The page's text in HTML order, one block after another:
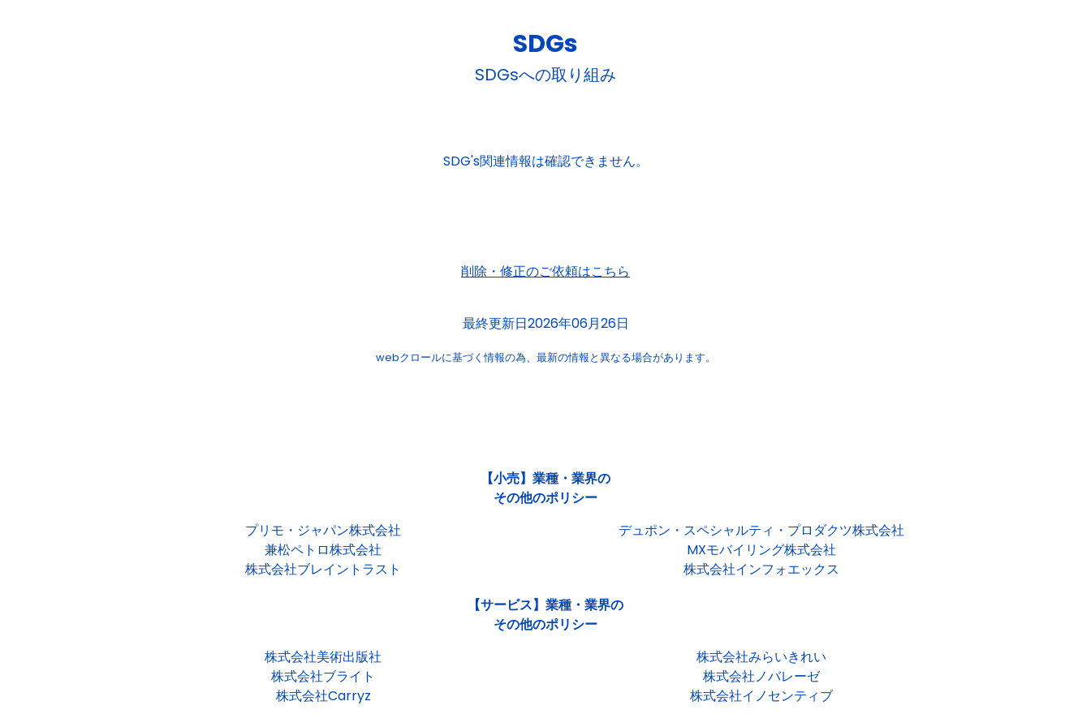
SDGs
SDGsへの取り組み
SDG's関連情報は確認できません。
削除・修正のご依頼はこちら
最終更新日2026年06月26日
webクロールに基づく情報の為、 最新の情報と異なる場合があります。
【小売】業種・業界の
その他のポリシー
プリモ・ジャパン株式会社
デュポン・スペシャルティ・プロダクツ株式会社
兼松ペトロ株式会社
MXモバイリング株式会社
株式会社ブレイントラスト
株式会社インフォエックス
【サービス】業種・業界の
その他のポリシー
株式会社美術出版社
株式会社みらいきれい
株式会社ブライト
株式会社ノバレーゼ
株式会社Carryz
株式会社イノセンティブ